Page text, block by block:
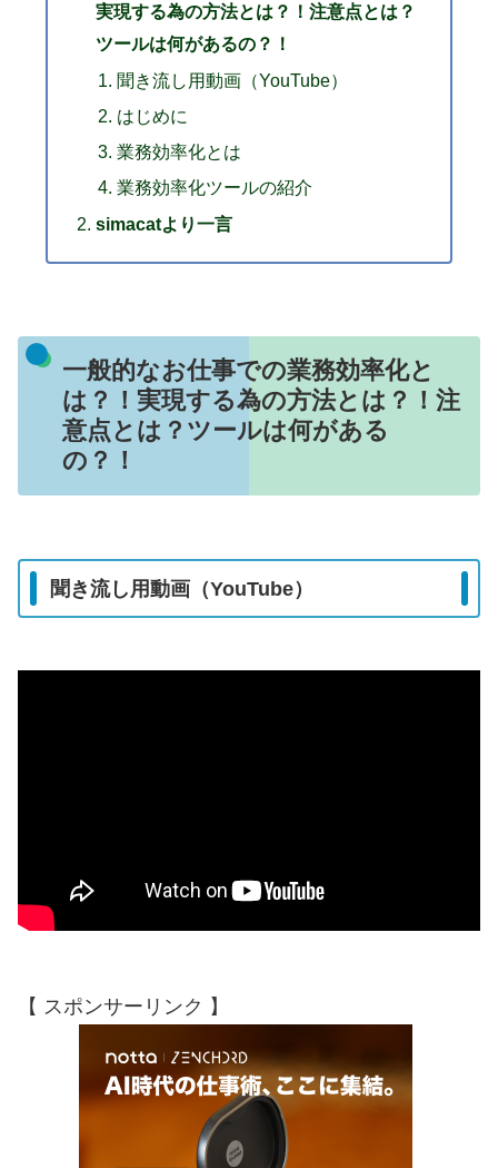
実現する為の方法とは？！注意点とは？
ツールは何があるの？！
聞き流し用動画（YouTube）
はじめに
業務効率化とは
業務効率化ツールの紹介
simacatより一言
一般的なお仕事での業務効率化と
は？！実現する為の方法とは？！注
意点とは？ツールは何がある
の？！
聞き流し用動画（YouTube）
【 スポンサーリンク 】